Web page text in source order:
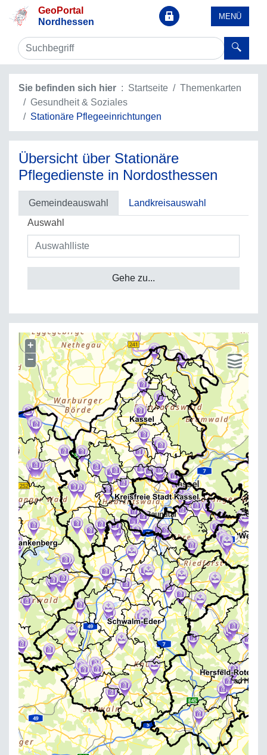
GeoPortal
Nordhessen
MENÜ
Sie befinden sich hier Startseite
Themenkarten
Gesundheit & Soziales
Stationäre Pflegeeinrichtungen
Übersicht über Stationäre
Pflegedienste in Nordosthessen
Gemeindeauswahl
Landkreisauswahl
Auswahl
Gehe zu...
+
−